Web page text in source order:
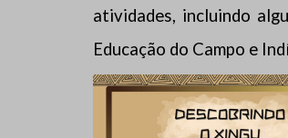
atividades, incluindo
Educação do Campo e